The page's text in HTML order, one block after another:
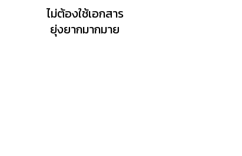
ไม่ต้องใช้เอกสาร
ยุ่งยากมากมาย